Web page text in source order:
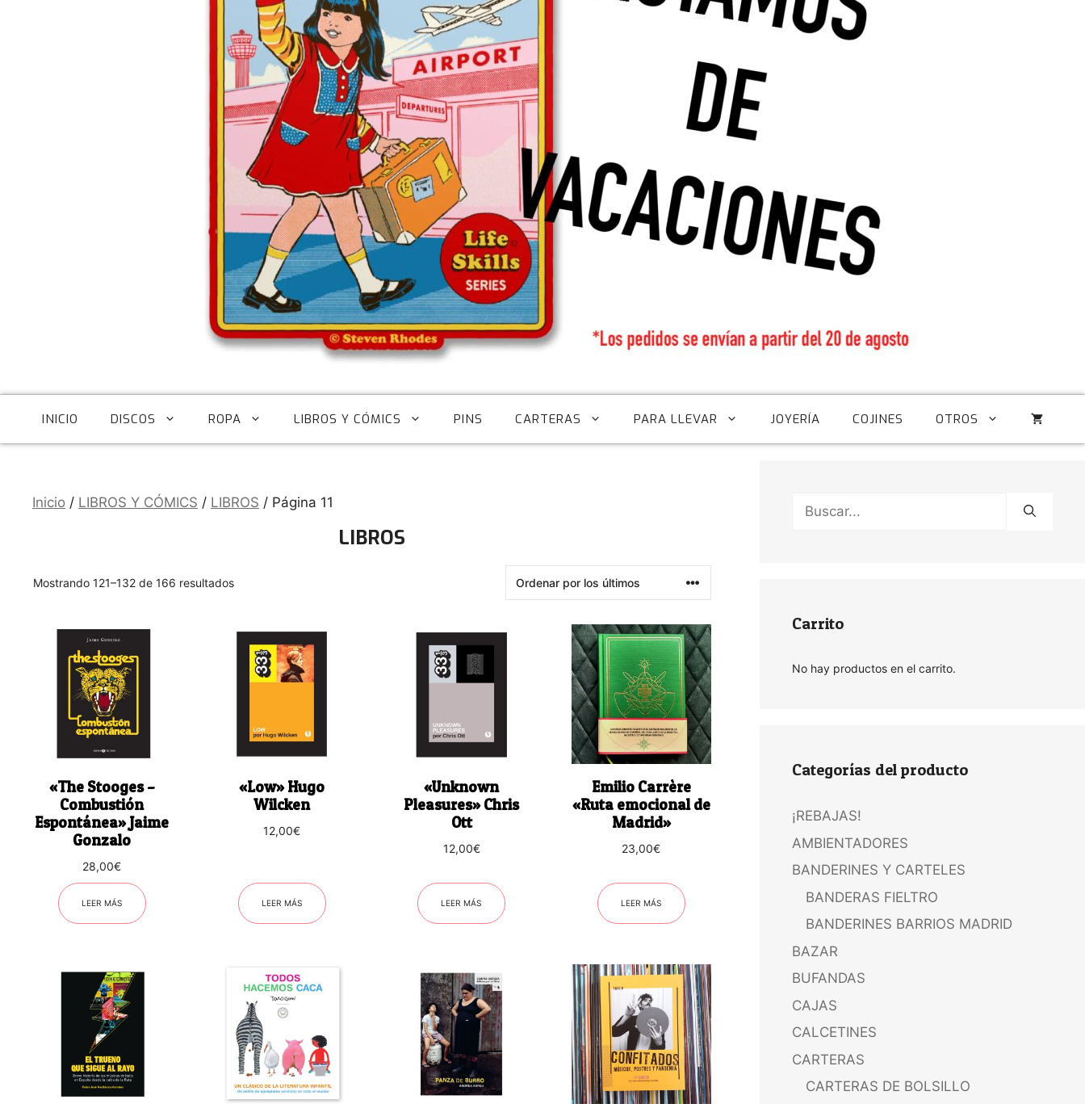
INICIO DISCOS ROPA LIBROS Y CÓMICS PINS CARTERAS PARA LLEVAR JOYERÍA COJINES OTROS
Inicio / LIBROS Y CÓMICS / LIBROS / Página 11
LIBROS
Mostrando 121–132 de 166 resultadosOrdenado
últimos
«The Stooges –
Combustión
Espontánea» Jaime
Gonzalo
28,00€
LEER MÁS
«Low» Hugo
Wilcken
12,00€
LEER MÁS
«Unknown
Pleasures» Chris
Ott
12,00€
LEER MÁS
Emilio Carrère
«Ruta emocional de
Madrid»
23,00€
LEER MÁS
Buscar:
Carrito
No hay productos en el carrito.
Categorías del producto
¡REBAJAS!
AMBIENTADORES
BANDERINES Y CARTELES
BANDERAS FIELTRO
BANDERINES BARRIOS MADRID
BAZAR
BUFANDAS
CAJAS
CALCETINES
CARTERAS
CARTERAS DE BOLSILLO